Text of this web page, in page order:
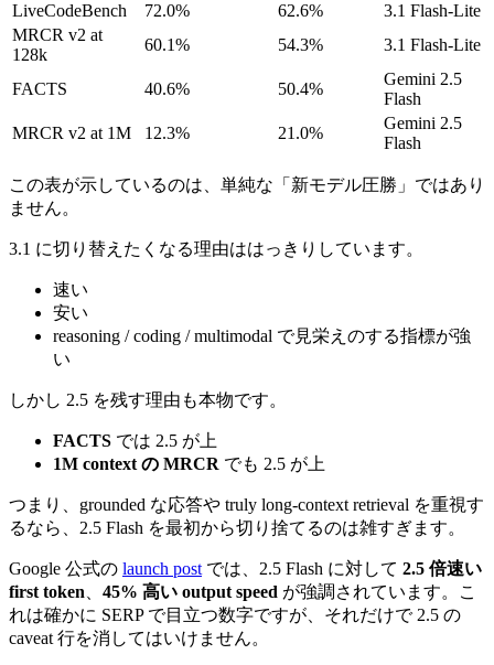
LiveCodeBench
72.0% 62.6%
3.1 Flash-Lite
MRCR v2 at
128k
60.1% 54.3% 3.1 Flash-Lite
FACTS 40.6% 50.4%
Gemini 2.5
Flash
MRCR v2 at 1M
12.3% 21.0%
Gemini 2.5
Flash
この表が示しているのは、単純な「新モデル圧勝」ではあり
ません。
3.1 に切り替えたくなる理由ははっきりしています。
速い
安い
reasoning / coding / multimodal で見栄えのする指標が強
い
しかし 2.5 を残す理由も本物です。
FACTS では 2.5 が上
1M context の MRCR でも 2.5 が上
つまり、grounded な応答や truly long-context retrieval を重視す
るなら、2.5 Flash を最初から切り捨てるのは雑すぎます。
Google 公式の launch post では、2.5 Flash に対して 2.5 倍速い
first token
45% 高い output speed が強調されています。こ
れは確かに SERP で目立つ数字ですが、それだけで 2.5 の
caveat 行を消してはいけません。